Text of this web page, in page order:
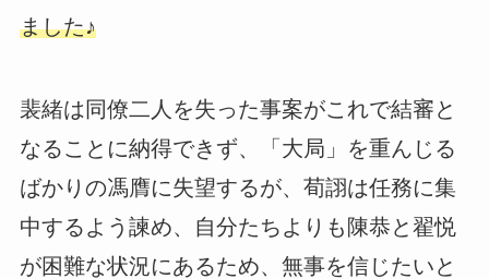
ました♪
裴緒は同僚二人を失った事案がこれで結審と
なることに納得できず、「大局」を重んじる
ばかりの馮膺に失望するが、荀詡は任務に集
中するよう諫め、自分たちよりも陳恭と翟悦
が困難な状況にあるため、無事を信じたいと